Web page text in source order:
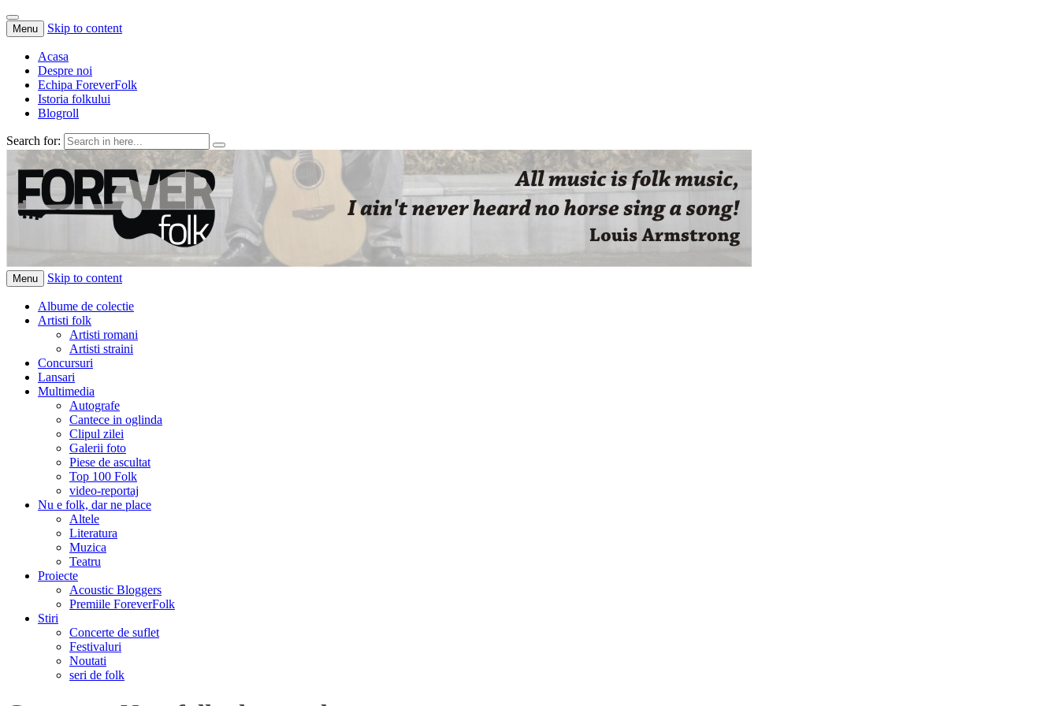
Menu Skip to content
Acasa
Despre noi
Echipa ForeverFolk
Istoria folkului
Blogroll
Search for:
ForeverFolk
Muzica sufletului tau
Menu Skip to content
Albume de colectie
Artisti folk
Artisti romani
Artisti straini
Concursuri
Lansari
Multimedia
Autografe
Cantece in oglinda
Clipul zilei
Galerii foto
Piese de ascultat
Top 100 Folk
video-reportaj
Nu e folk, dar ne place
Altele
Literatura
Muzica
Teatru
Proiecte
Acoustic Bloggers
Premiile ForeverFolk
Stiri
Concerte de suflet
Festivaluri
Noutati
seri de folk